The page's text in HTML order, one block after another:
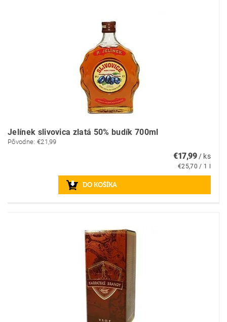
Jelínek slivovica zlatá 50% budík 700ml
Pôvodne: €21,99
€17,99 / ks
€25,70 / 1 l